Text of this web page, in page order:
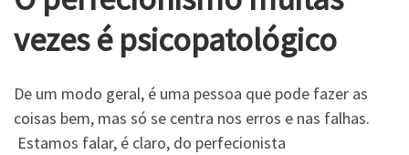
vezes é psicopatológico
De um modo geral, é uma pessoa que pode fazer as
coisas bem, mas só se centra nos erros e nas falhas.
Estamos falar, é claro, do perfecionista